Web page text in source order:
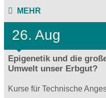
MEHR
26. Aug
Epigenetik und die
Umwelt unser Erbgut?
Kurse für Technische